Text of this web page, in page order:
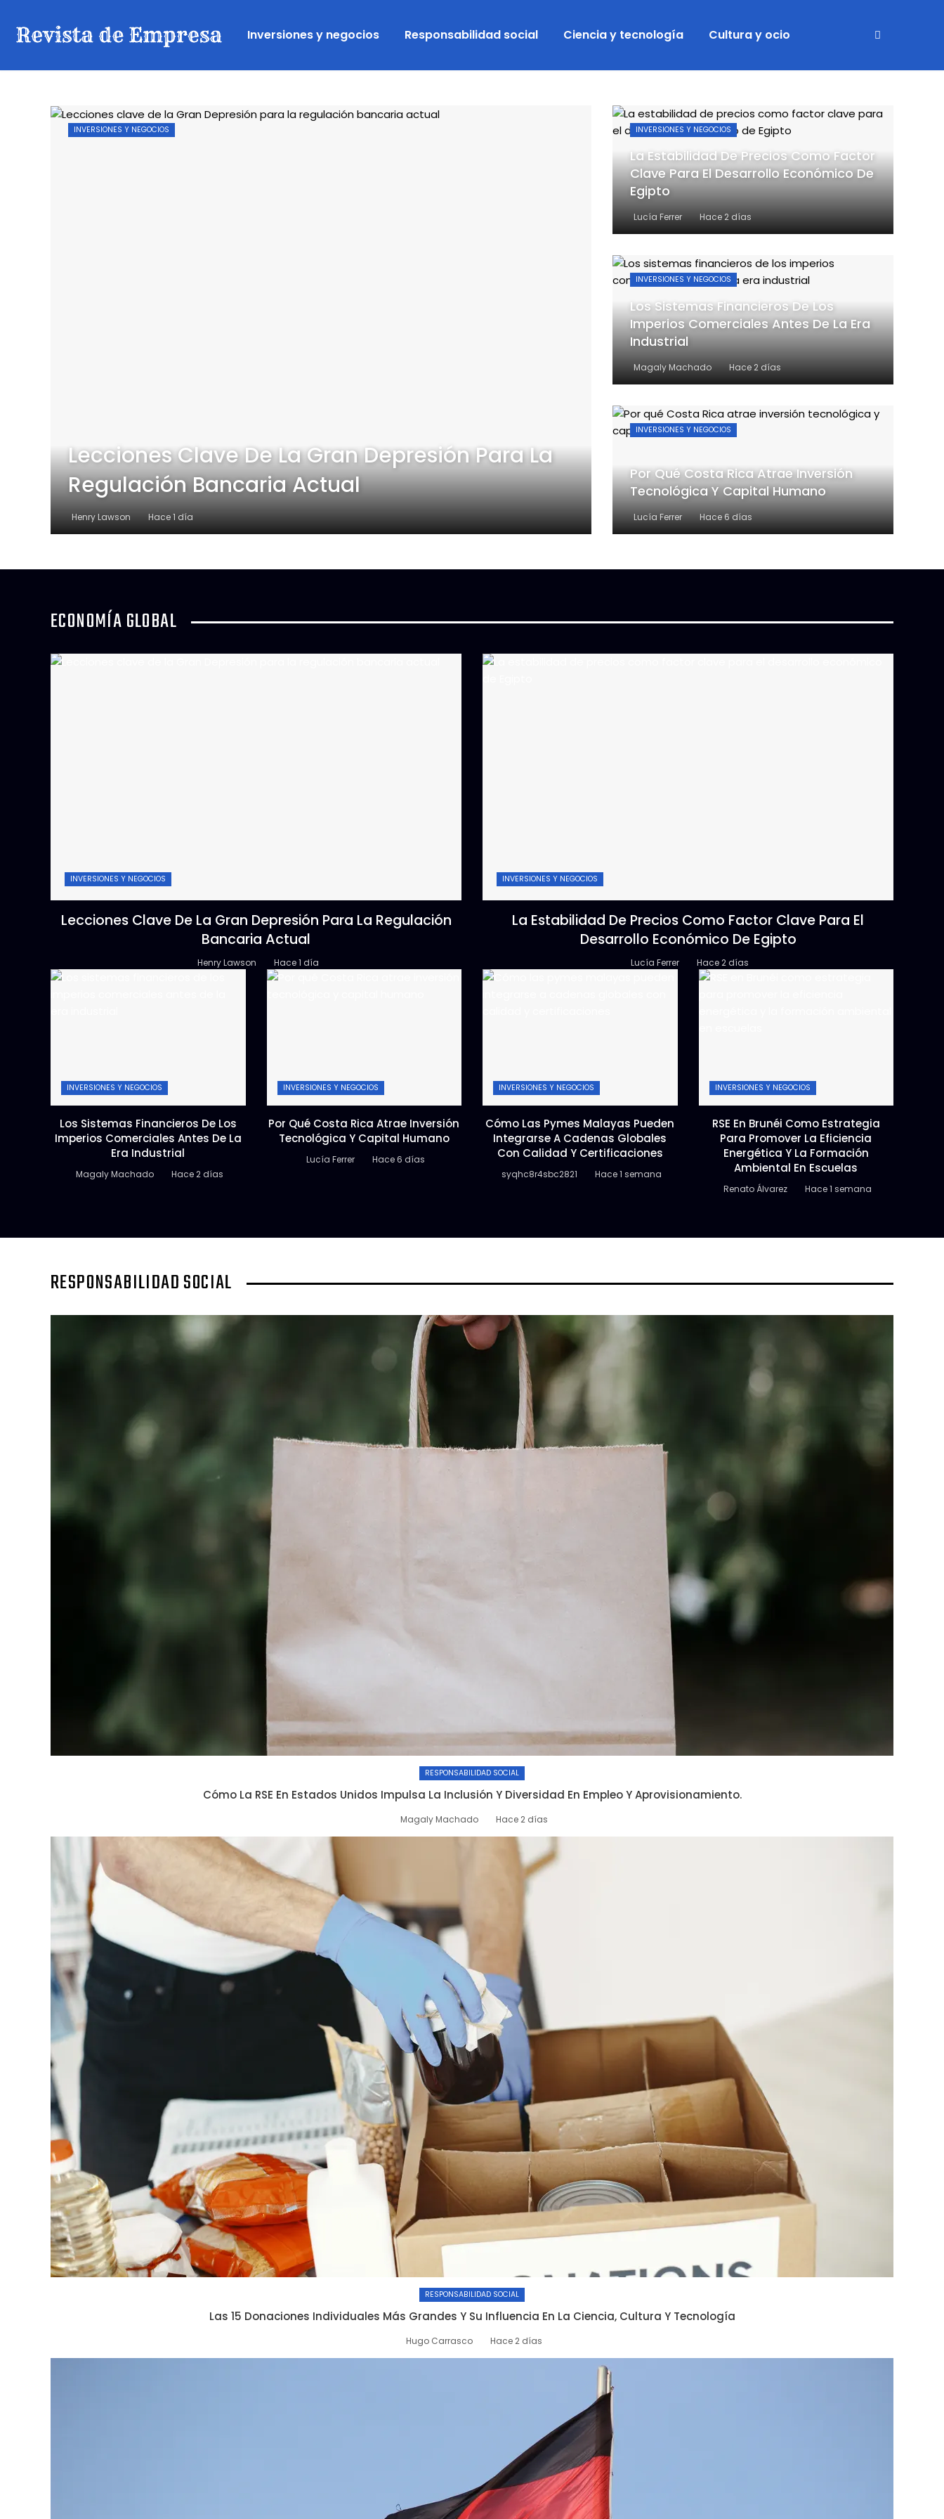
Inversiones y negocios Responsabilidad social Ciencia y tecnología Cultura y ocio
INVERSIONES Y NEGOCIOS
Lecciones Clave De La Gran Depresión Para La
Regulación Bancaria Actual
Henry Lawson Hace 1 día
INVERSIONES Y NEGOCIOS
La Estabilidad De Precios Como Factor
Clave Para El Desarrollo Económico De
Egipto
Lucía Ferrer Hace 2 días
INVERSIONES Y NEGOCIOS
Los Sistemas Financieros De Los
Imperios Comerciales Antes De La Era
Industrial
Magaly Machado Hace 2 días
INVERSIONES Y NEGOCIOS
Por Qué Costa Rica Atrae Inversión
Tecnológica Y Capital Humano
Lucía Ferrer Hace 6 días
ECONOMÍA GLOBAL
INVERSIONES Y NEGOCIOS
Lecciones Clave De La Gran Depresión Para La Regulación
Bancaria Actual
Henry Lawson Hace 1 día
INVERSIONES Y NEGOCIOS
La Estabilidad De Precios Como Factor Clave Para El
Desarrollo Económico De Egipto
Lucía Ferrer Hace 2 días
INVERSIONES Y NEGOCIOS
Los Sistemas Financieros De Los
Imperios Comerciales Antes De La
Era Industrial
Magaly Machado Hace 2 días
INVERSIONES Y NEGOCIOS
Por Qué Costa Rica Atrae Inversión
Tecnológica Y Capital Humano
Lucía Ferrer Hace 6 días
INVERSIONES Y NEGOCIOS
Cómo Las Pymes Malayas Pueden
Integrarse A Cadenas Globales
Con Calidad Y Certificaciones
syqhc8r4sbc2821 Hace 1 semana
INVERSIONES Y NEGOCIOS
RSE En Brunéi Como Estrategia
Para Promover La Eficiencia
Energética Y La Formación
Ambiental En Escuelas
Renato Álvarez Hace 1 semana
RESPONSABILIDAD SOCIAL
RESPONSABILIDAD SOCIAL
Cómo La RSE En Estados Unidos Impulsa La Inclusión Y Diversidad En Empleo Y Aprovisionamiento.
Magaly Machado Hace 2 días
RESPONSABILIDAD SOCIAL
Las 15 Donaciones Individuales Más Grandes Y Su Influencia En La Ciencia, Cultura Y Tecnología
Hugo Carrasco Hace 2 días